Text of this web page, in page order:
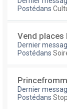
Postédans
Vend places
Dernier
Postédans
Dernier
Postédans